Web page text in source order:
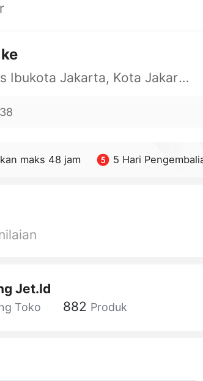
Daerah Khusus Ibukota Jakarta, Kota Jakarta Barat, Cengkareng, yy
maks 48 jam 5 Hari
Jet.Id
Toko 882 Produk